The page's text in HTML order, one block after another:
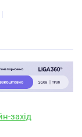
захід